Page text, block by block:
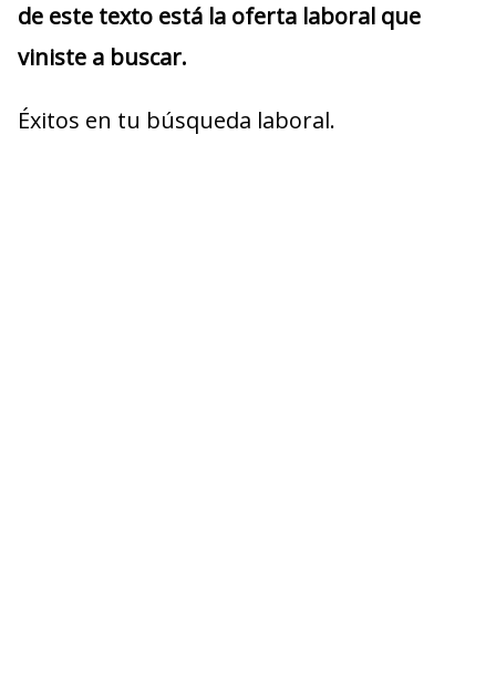
de este texto está la oferta laboral que
viniste a buscar.
Éxitos en tu búsqueda laboral.